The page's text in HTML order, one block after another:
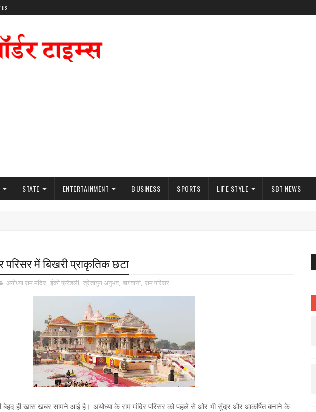
US
STATE ENTERTAINMENT BUSINESS SPORTS LIFE STYLE SBT NEWS
परिसर में बिखरी प्राकृतिक छटा
अयोध्या राम मंदिर, ईको फ्रेंडली, त्रेतायुग अनुभव, बागवानी, राम परिसर
बेहद ही खास खबर सामने आई है। अयोध्या के राम मंदिर परिसर को पहले से ओर भी सुंदर और आकर्षित बनाने के